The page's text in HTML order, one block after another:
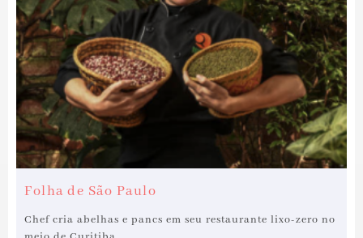
Folha de São Paulo
Chef cria abelhas e pancs em seu restaurante lixo-zero no